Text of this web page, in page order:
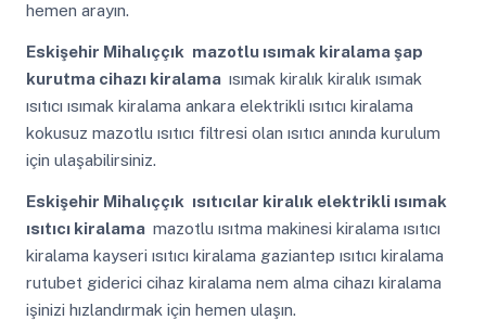
hemen arayın.
Eskişehir Mihalıççık mazotlu ısımak kiralama şap
kurutma cihazı kiralama ısımak kiralık kiralık ısımak
ısıtıcı ısımak kiralama ankara elektrikli ısıtıcı kiralama
kokusuz mazotlu ısıtıcı filtresi olan ısıtıcı anında kurulum
için ulaşabilirsiniz.
Eskişehir Mihalıççık ısıtıcılar kiralık elektrikli ısımak
ısıtıcı kiralama mazotlu ısıtma makinesi kiralama ısıtıcı
kiralama kayseri ısıtıcı kiralama gaziantep ısıtıcı kiralama
rutubet giderici cihaz kiralama nem alma cihazı kiralama
işinizi hızlandırmak için hemen ulaşın.